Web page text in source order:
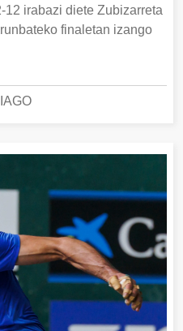
12 irabazi diete Zubizarreta
finaletan izango